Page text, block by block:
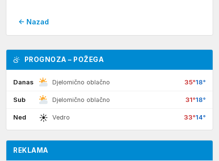
← Nazad
PROGNOZA – POŽEGA
Danas Djelomično oblačno 35°18°
Sub Djelomično oblačno 31°18°
Ned ☀ Vedro 33°14°
REKLAMA